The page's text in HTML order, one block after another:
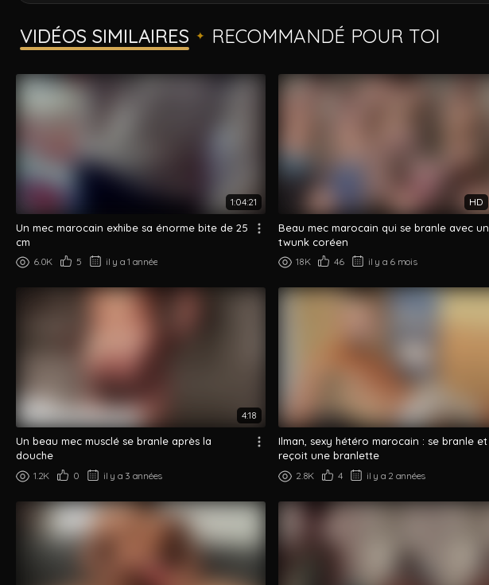
VIDÉOS SIMILAIRES ✦ RECOMMANDÉ POUR TOI
1:04:21
Un mec marocain exhibe sa énorme bite de 25
cm
6.0K 5 il y a 1 année
HD
Beau mec marocain qui se branle avec un
twunk coréen
18K 46 il y a 6 mois
4:18
Un beau mec musclé se branle après la
douche
1.2K 0 il y a 3 années
Ilman, sexy hétéro marocain : se branle et
reçoit une branlette
2.8K 4 il y a 2 années